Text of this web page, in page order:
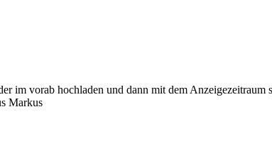
im vorab hochladen und dann mit dem
Markus